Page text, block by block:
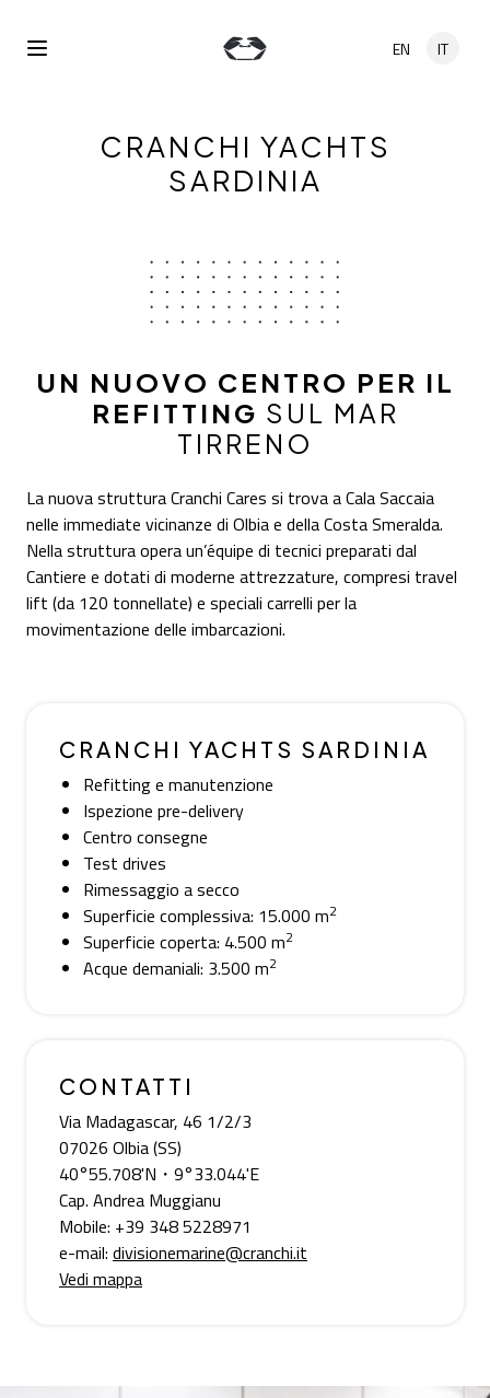
Open Menu
EN IT
CRANCHI YACHTS
SARDINIA
UN NUOVO CENTRO PER IL
REFITTING SUL MAR
TIRRENO
La nuova struttura Cranchi Cares si trova a Cala Saccaia
nelle immediate vicinanze di Olbia e della Costa Smeralda.
Nella struttura opera un’équipe di tecnici preparati dal
Cantiere e dotati di moderne attrezzature, compresi travel
lift (da 120 tonnellate) e speciali carrelli per la
movimentazione delle imbarcazioni.
CRANCHI YACHTS SARDINIA
Refitting e manutenzione
Ispezione pre-delivery
Centro consegne
Test drives
Rimessaggio a secco
Superficie complessiva: 15.000 m2
Superficie coperta: 4.500 m2
Acque demaniali: 3.500 m2
CONTATTI
Via Madagascar, 46 1/2/3
07026 Olbia (SS)
40°55.708'N・9°33.044'E
Cap. Andrea Muggianu
Mobile: +39 348 5228971
e-mail: divisionemarine@cranchi.it
Vedi mappa